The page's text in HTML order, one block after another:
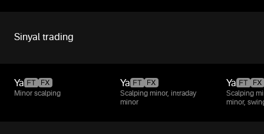
Sinyal trading
Ya
Minor scalping
Ya
Scalping minor, intraday
minor
Ya
Scalping
minor,